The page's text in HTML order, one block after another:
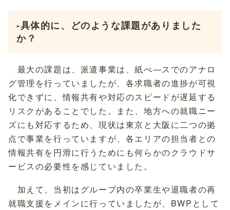
-具体的に、どのような課題がありました
か？
最大の課題は、派遣事業は、紙べ―スでのアナロ
グ管理を行っていましたが、各求職者の進捗が可視
化できずに、情報共有や対応のスピードが遅延する
リスクがあることでした。また、地方への就職ニー
ズにも対応するため、現状は東京と大阪に二つの拠
点で事業を行っていますが、各エリアの担当者との
情報共有を円滑に行うためにも何らかのクラウドサ
ービスの必要性を感じていました。
加えて、当初はグループ内の卒業生や退職者の再
就職支援をメインに行っていましたが、BWPとして